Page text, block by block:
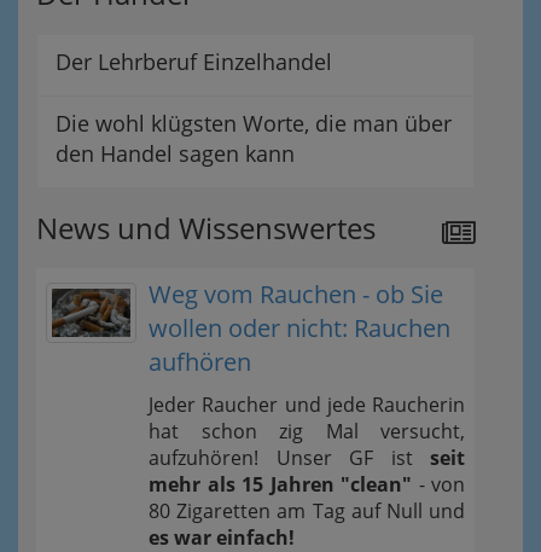
Der Lehrberuf Einzelhandel
Die wohl klügsten Worte, die man über
den Handel sagen kann
News und Wissenswertes
Weg vom Rauchen - ob Sie
wollen oder nicht: Rauchen
aufhören
Jeder Raucher und jede Raucherin
hat schon zig Mal versucht,
aufzuhören! Unser GF ist seit
mehr als 15 Jahren "clean" - von
80 Zigaretten am Tag auf Null und
es war einfach!